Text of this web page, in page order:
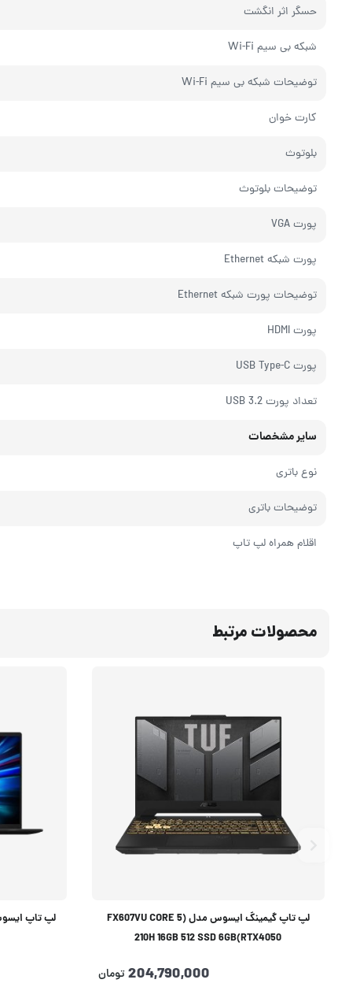
حسگر اثر انگشت
شبکه بی سیم Wi-Fi
توضیحات شبکه بی سیم Wi-Fi
کارت خوان
بلوتوث
توضیحات بلوتوث
پورت VGA
پورت شبکه Ethernet
توضیحات پورت شبکه Ethernet
پورت HDMI
پورت USB Type-C
تعداد پورت USB 3.2
سایر مشخصات
نوع باتری
توضیحات باتری
اقلام همراه لپ تاپ
محصولات مرتبط
لپ تاپ گیمینگ ایسوس مدل (FX607VU CORE 5
210H 16GB 512 SSD 6GB(RTX4050
204,790,000 تومان